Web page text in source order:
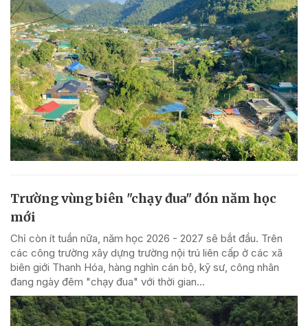
Trường vùng biên "chạy đua" đón năm học
mới
Chỉ còn ít tuần nữa, năm học 2026 - 2027 sẽ bắt đầu. Trên
các công trường xây dựng trường nội trú liên cấp ở các xã
biên giới Thanh Hóa, hàng nghìn cán bộ, kỹ sư, công nhân
đang ngày đêm "chạy đua" với thời gian...